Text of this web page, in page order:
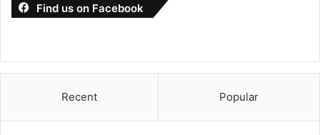
Find us on Facebook
Recent Popular